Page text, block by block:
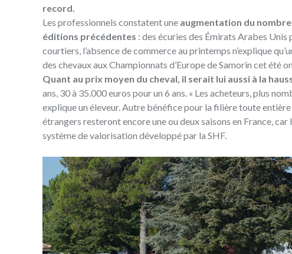
record.
Les professionnels constatent une augmentation du
éditions précédentes : des écuries des Émirats Arabes Unis
courtiers, l’absence de commerce au printemps n’explique
des chevaux aux Championnats d’Europe de Samorin cet été
Quant au prix moyen du cheval, il serait lui aussi à la
ans, 30 à 35.000 euros pour un 6 ans. « Les acheteurs, plus
explique un éleveur. Autre bénéfice pour la filière toute
étrangers resteront encore une ou deux saisons en France,
système de valorisation développé par la SHF.